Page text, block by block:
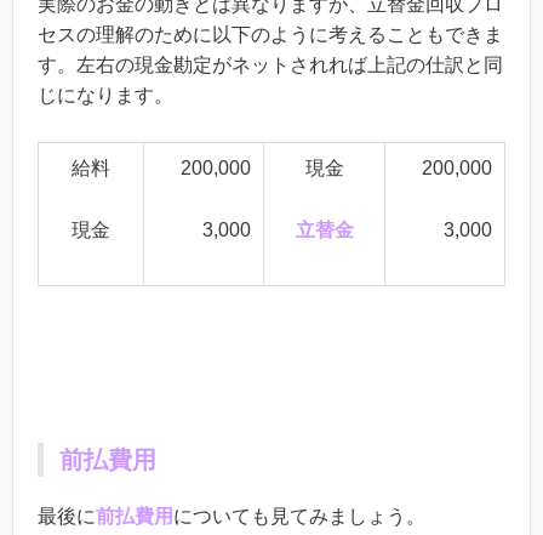
実際のお金の動きとは異なりますが、立替金回収プロ
セスの理解のために以下のように考えることもできま
す。左右の現金勘定がネットされれば上記の仕訳と同
じになります。
給料
現金
200,000
3,000
現金
立替金
200,000
3,000
前払費用
最後に前払費用 についても見てみましょう。